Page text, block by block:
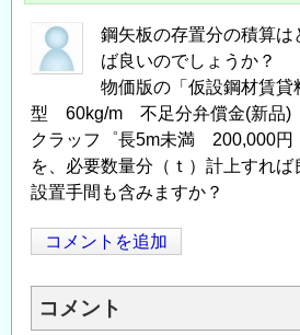
鋼矢板の存置分の積算は
ば良いのでしょうか？
物価版の「仮設鋼材賃
型 60kg/m 不足分弁償金(新品
クラッフ゜長5m未満 200,000円
を、必要数量分（ｔ）計上すれば
設置手間も含みますか？
コメントを追加
コメント